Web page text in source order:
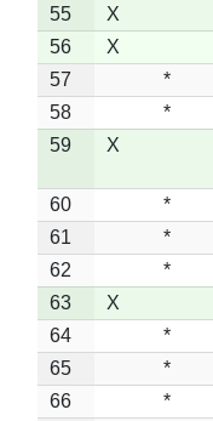
55
X
56
X
57
*
58
*
59
X
60 *
61
*
62
*
63
X
64
*
65
*
66
*